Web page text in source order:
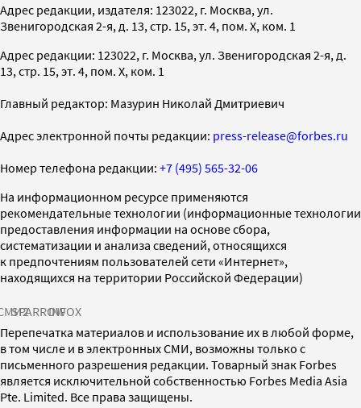
Адрес редакции, издателя: 123022, г. Москва, ул.
Звенигородская 2-я, д. 13, стр. 15, эт. 4, пом. X, ком. 1
Адрес редакции: 123022, г. Москва, ул. Звенигородская 2-я, д.
13, стр. 15, эт. 4, пом. X, ком. 1
Главный редактор: Мазурин Николай Дмитриевич
Адрес электронной почты редакции: press-release@forbes.ru
Номер телефона редакции: +7 (495) 565-32-06
На информационном ресурсе применяются
рекомендательные технологии (информационные технологии
предоставления информации на основе сбора,
систематизации и анализа сведений, относящихся
к предпочтениям пользователей сети «Интернет»,
находящихся на территории Российской Федерации)
SPARROWINFOX
Перепечатка материалов и использование их в любой форме,
в том числе и в электронных СМИ, возможны только с
письменного разрешения редакции. Товарный знак Forbes
является исключительной собственностью Forbes Media Asia
Pte. Limited. Все права защищены.